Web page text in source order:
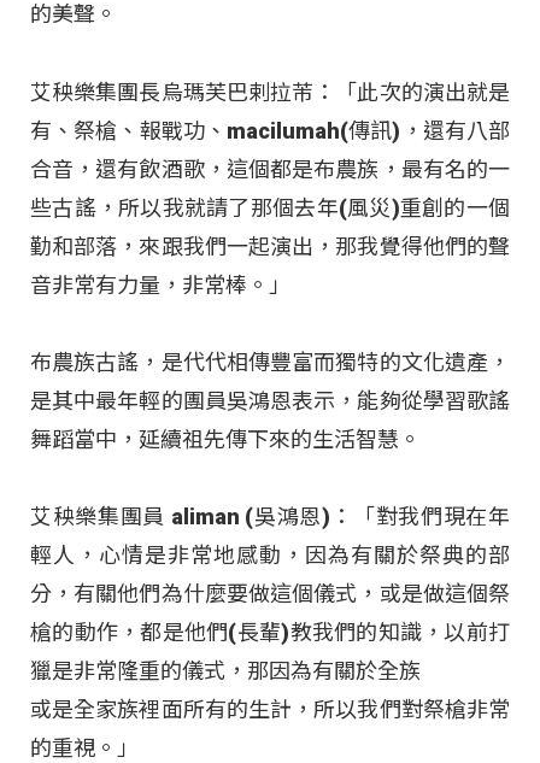
的美聲。
艾秧樂集團長烏瑪芙巴剌拉芾：「此次的演出就是
有、祭槍、報戰功、macilumah(傳訊)，還有八部
合音，還有飲酒歌，這個都是布農族，最有名的一
些古謠，所以我就請了那個去年(風災)重創的一個
勤和部落，來跟我們一起演出，那我覺得他們的聲
音非常有力量，非常棒。」
布農族古謠，是代代相傳豐富而獨特的文化遺產，
是其中最年輕的團員吳鴻恩表示，能夠從學習歌謠
舞蹈當中，延續祖先傳下來的生活智慧。
艾秧樂集團員 aliman (吳鴻恩)：「對我們現在年
輕人，心情是非常地感動，因為有關於祭典的部
分，有關他們為什麼要做這個儀式，或是做這個祭
槍的動作，都是他們(長輩)教我們的知識，以前打
獵是非常隆重的儀式，那因為有關於全族
或是全家族裡面所有的生計，所以我們對祭槍非常
的重視。」